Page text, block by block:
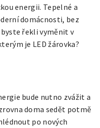
energii. Tepelné a
domácnosti, bez
řekli vyměnit v
je LED žárovka?
bude nutno zvážit a
doma sedět potmě
po nových